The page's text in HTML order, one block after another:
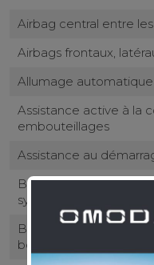
Airbag central entre
Airbags frontaux,
Allumage
Assistance active à la
embouteillages
Assistance au
Banquette arrière
système de pliage à
Bouclier arrière noir
bouclier métallisé